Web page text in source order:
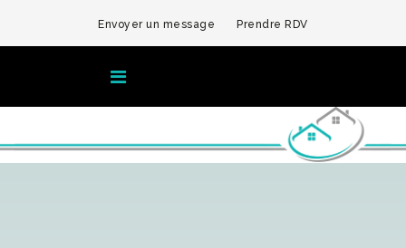
Envoyer un message Prendre RDV